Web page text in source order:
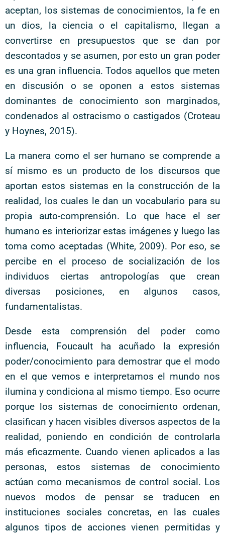
aceptan, los sistemas de conocimientos, la fe en
un dios, la ciencia o el capitalismo, llegan a
convertirse en presupuestos que se dan por
descontados y se asumen, por esto un gran poder
es una gran influencia. Todos aquellos que meten
en discusión o se oponen a estos sistemas
dominantes de conocimiento son marginados,
condenados al ostracismo o castigados (Croteau
y Hoynes, 2015).
La manera como el ser humano se comprende a
sí mismo es un producto de los discursos que
aportan estos sistemas en la construcción de la
realidad, los cuales le dan un vocabulario para su
propia auto-comprensión. Lo que hace el ser
humano es interiorizar estas imágenes y luego las
toma como aceptadas (White, 2009). Por eso, se
percibe en el proceso de socialización de los
individuos ciertas antropologías que crean
diversas posiciones, en algunos casos,
fundamentalistas.
Desde esta comprensión del poder como
influencia, Foucault ha acuñado la expresión
poder/conocimiento para demostrar que el modo
en el que vemos e interpretamos el mundo nos
ilumina y condiciona al mismo tiempo. Eso ocurre
porque los sistemas de conocimiento ordenan,
clasifican y hacen visibles diversos aspectos de la
realidad, poniendo en condición de controlarla
más eficazmente. Cuando vienen aplicados a las
personas, estos sistemas de conocimiento
actúan como mecanismos de control social. Los
nuevos modos de pensar se traducen en
instituciones sociales concretas, en las cuales
algunos tipos de acciones vienen permitidas y